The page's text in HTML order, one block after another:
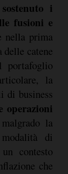
i
fusioni e
nella prima
catene
portafoglio
la
di business
operazioni
malgrado la
di
contesto
che